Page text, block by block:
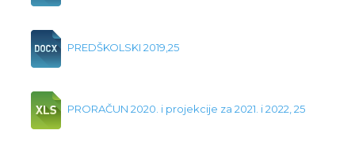
PREDŠKOLSKI 2019,25
PRORAČUN 2020. i projekcije za 2021. i 2022, 25